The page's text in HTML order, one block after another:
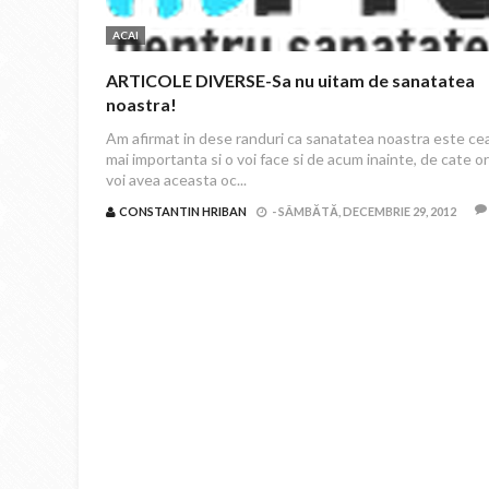
ACAI
ARTICOLE DIVERSE-Sa nu uitam de sanatatea
noastra!
Am afirmat in dese randuri ca sanatatea noastra este
mai importanta si o voi face si de acum inainte, de cate
voi avea aceasta oc...
CONSTANTIN HRIBAN -SÂMBĂTĂ, DECEMBRIE 29, 2012